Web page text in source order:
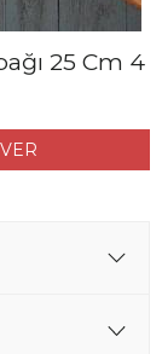
25 Cm 4